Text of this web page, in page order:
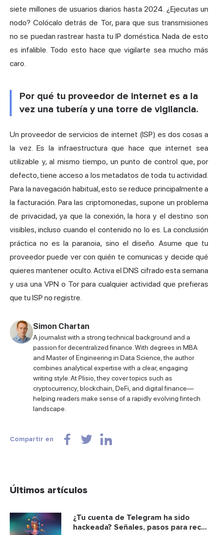
siete millones de usuarios diarios hasta 2024. ¿Ejecutas un
nodo? Colócalo detrás de Tor, para que sus transmisiones
no se puedan rastrear hasta tu IP doméstica. Nada de esto
es infalible. Todo esto hace que vigilarte sea mucho más
caro.
Por qué tu proveedor de internet es a la
vez una tubería y una torre de vigilancia.
Un proveedor de servicios de internet (ISP) es dos cosas a
la vez. Es la infraestructura que hace que internet sea
utilizable y, al mismo tiempo, un punto de control que, por
defecto, tiene acceso a los metadatos de toda tu actividad.
Para la navegación habitual, esto se reduce principalmente a
la facturación. Para las criptomonedas, supone un problema
de privacidad, ya que la conexión, la hora y el destino son
visibles, incluso cuando el contenido no lo es. La conclusión
práctica no es la paranoia, sino el diseño. Asume que tu
proveedor puede ver con quién te comunicas y decide qué
quieres mantener oculto. Activa el DNS cifrado esta semana
y usa una VPN o Tor para cualquier actividad que prefieras
que tu ISP no registre.
Simon Chartan
A journalist with a strong technical background and a
passion for decentralized finance. With degrees in MBA
and Master of Engineering in Data Science, the author
combines analytical expertise with a clear, engaging
writing style. At Plisio, they cover topics such as
cryptocurrency, blockchain, DeFi, and digital finance—
helping readers make sense of a rapidly evolving fintech
landscape.
Compartir en
Últimos artículos
¿Tu cuenta de Telegram ha sido
hackeada? Señales, pasos para rec...